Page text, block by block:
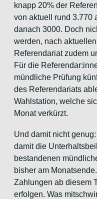
knapp 20% der
von aktuell rund 3.770
danach 3000. Doch
werden, nach
Referendariat zudem
Für die
mündliche Prüfung
des Referendariats
Wahlstation, welche
Monat verkürzt.
Und damit nicht
damit die
bestandenen
bisher am
Zahlungen ab diesem
erfolgen. Was